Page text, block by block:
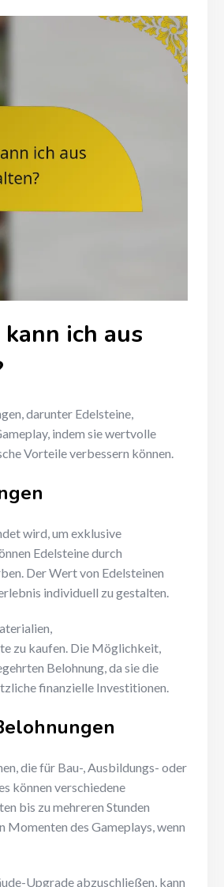
ich aus
darunter Edelsteine,
indem sie wertvolle
Vorteile verbessern können.
wird, um exklusive
Edelsteine durch
Der Wert von Edelsteinen
individuell zu gestalten.
zu kaufen. Die Möglichkeit,
Belohnung, da sie die
finanzielle Investitionen.
die für Bau-, Ausbildungs- oder
können verschiedene
bis zu mehreren Stunden
des Gameplays, wenn
Upgrade abzuschließen, kann